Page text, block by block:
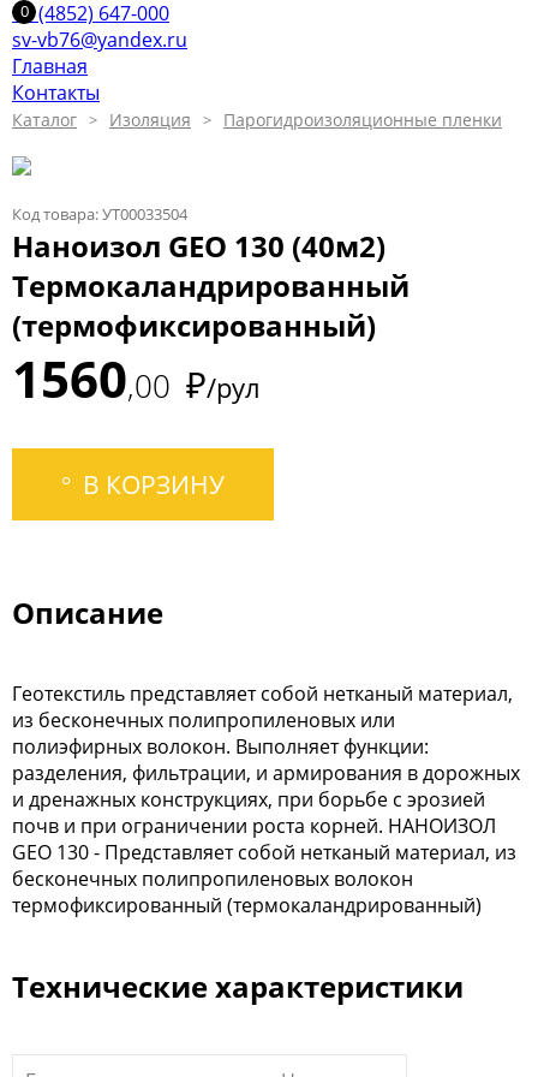
+7 (4852) 647-000
sv-vb76@yandex.ru
Главная
Контакты
Каталог Изоляция Парогидроизоляционные пленки
Код товара: УТ00033504
Наноизол GEO 130 (40м2)
Термокаландрированный
(термофиксированный)
1560 00 ₽/рул
В КОРЗИНУ
Описание
Геотекстиль представляет собой нетканый материал,
из бесконечных полипропиленовых или
полиэфирных волокон. Выполняет функции:
разделения, фильтрации, и армирования в дорожных
и дренажных конструкциях, при борьбе с эрозией
почв и при ограничении роста корней. НАНОИЗОЛ
GEO 130 - Представляет собой нетканый материал, из
бесконечных полипропиленовых волокон
термофиксированный (термокаландрированный)
Технические характеристики